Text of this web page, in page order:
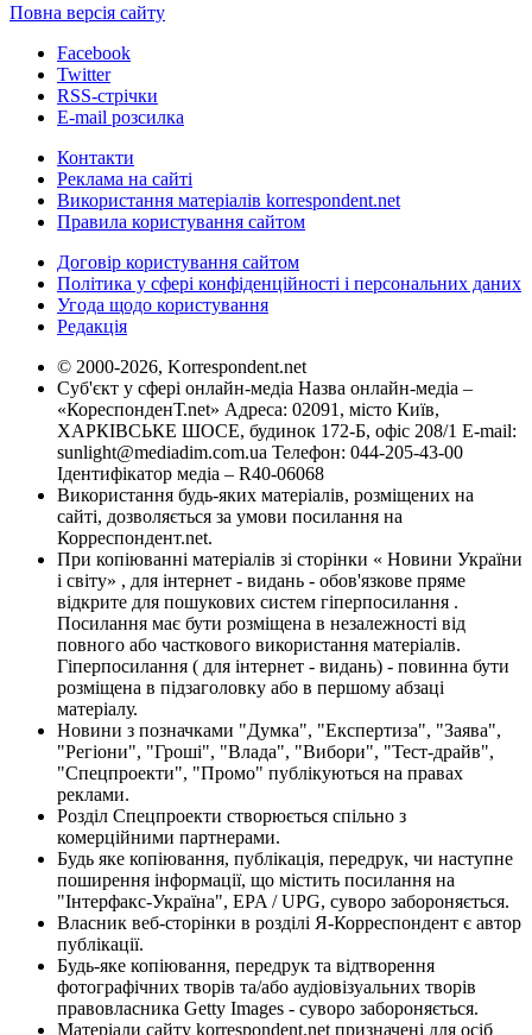
Повна версія сайту
Facebook
Twitter
RSS-стрічки
E-mail розсилка
Контакти
Реклама на сайті
Використання матеріалів korrespondent.net
Правила користування сайтом
Договір користування сайтом
Політика у сфері конфіденційності і персональних даних
Угода щодо користування
Редакція
© 2000-2026, Korrespondent.net
Суб'єкт у сфері онлайн-медіа Назва онлайн-медіа –
«КореспонденТ.net» Адреса: 02091, місто Київ,
ХАРКІВСЬКЕ ШОСЕ, будинок 172-Б, офіс 208/1 E-mail:
sunlight@mediadim.com.ua Телефон: 044-205-43-00
Ідентифікатор медіа – R40-06068
Використання будь-яких матеріалів, розміщених на
сайті, дозволяється за умови посилання на
Корреспондент.net.
При копіюванні матеріалів зі сторінки « Новини України
і світу» , для інтернет - видань - обов'язкове пряме
відкрите для пошукових систем гіперпосилання .
Посилання має бути розміщена в незалежності від
повного або часткового використання матеріалів.
Гіперпосилання ( для інтернет - видань) - повинна бути
розміщена в підзаголовку або в першому абзаці
матеріалу.
Новини з позначками "Думка", "Експертиза", "Заява",
"Регіони", "Гроші", "Влада", "Вибори", "Тест-драйв",
"Спецпроекти", "Промо" публікуються на правах
реклами.
Розділ Спецпроекти створюється спільно з
комерційними партнерами.
Будь яке копіювання, публікація, передрук, чи наступне
поширення інформації, що містить посилання на
"Інтерфакс-Україна", EPA / UPG, суворо забороняється.
Власник веб-сторінки в розділі Я-Корреспондент є автор
публікації.
Будь-яке копіювання, передрук та відтворення
фотографічних творів та/або аудіовізуальних творів
правовласника Getty Images - суворо забороняється.
Матеріали сайту korrespondent.net призначені для осіб